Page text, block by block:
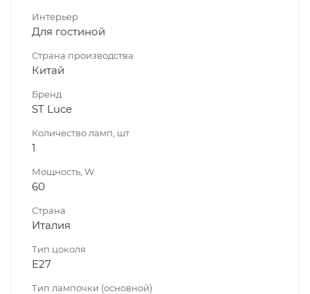
Интерьер
Для гостиной
Страна производства
Китай
Бренд
ST Luce
Количество ламп, шт
1
Мощность, W
60
Страна
Италия
Тип цоколя
E27
Тип лампочки (основной)